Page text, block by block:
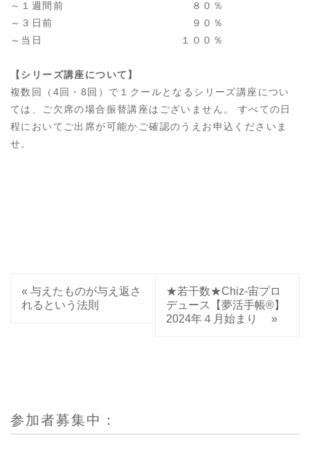
～１週間前 ８０％
～３日前 ９０％
～当日 １００％
【シリーズ講座について】
複数回（4回・8回）で１クールとなるシリーズ講座につい
ては、ご欠席の場合振替講座はございません。 すべての日
程においてご出席が可能かご確認のうえお申込くださいま
せ。
« 与えたものが与え返さ
れるという法則
★若干数★Chiz-宙プロ
デュース【夢活手帳®】
2024年４月始まり
»
参加者募集中：